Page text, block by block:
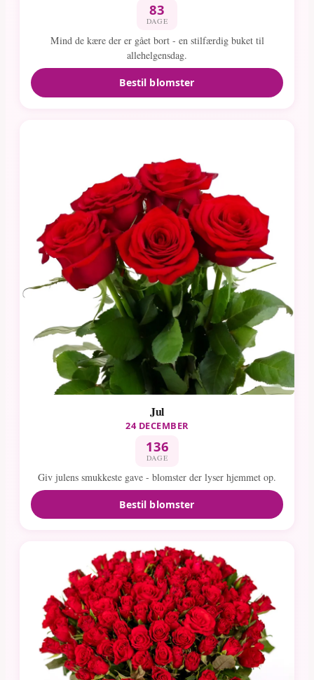
83
DAGE
Mind de kære der er gået bort - en stilfærdig buket til
allehelgensdag.
Bestil blomster
Jul
24 DECEMBER
136
DAGE
Giv julens smukkeste gave - blomster der lyser hjemmet op.
Bestil blomster